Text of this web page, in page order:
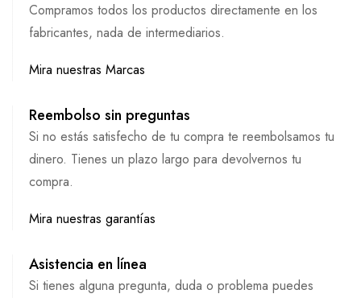
Compramos todos los productos directamente en los
fabricantes, nada de intermediarios.
Mira nuestras Marcas
Reembolso sin preguntas
Si no estás satisfecho de tu compra te reembolsamos tu
dinero. Tienes un plazo largo para devolvernos tu
compra.
Mira nuestras garantías
Asistencia en línea
Si tienes alguna pregunta, duda o problema puedes